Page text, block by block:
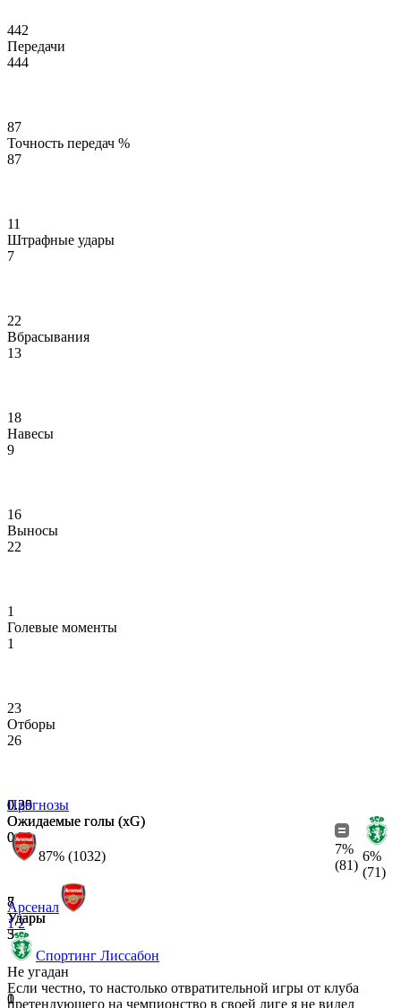
442
Передачи
444
87
Точность передач %
87
11
Штрафные удары
7
22
Вбрасывания
13
18
Навесы
9
16
Выносы
22
1
Голевые моменты
1
23
Отборы
26
0.35
Ожидаемые голы (xG)
0.09
8
Удары
3
1
0.29
Ожидаемые голы (xG)
0.2
7
Удары
5
0
Прогнозы
87% (1032)
7%
(81)
6%
(71)
Арсенал
1 2
Спортинг Лиссабон
Не угадан
Если честно, то настолько отвратительной игры от клуба
претендующего на чемпионство в своей лиге я не видел